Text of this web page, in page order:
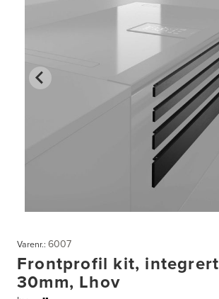
Varenr.: 6007
Frontprofil kit, integrert
30mm, Lhov